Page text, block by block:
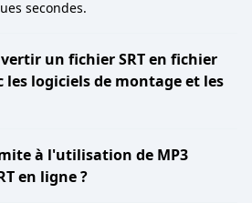
secondes.
un fichier SRT en fichier
les logiciels de montage et les
à l'utilisation de MP3
en ligne ?